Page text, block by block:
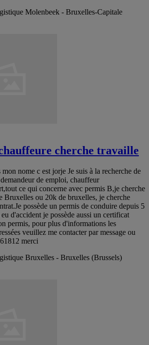
Molenbeek - Bruxelles-Capitale
cherche travaille
nome c est jorje Je suis à la recherche de
de emploi, chauffeur
ce qui concerne avec permis B,je cherche
Bruxelles ou 20k de bruxelles, je cherche
possède un permis de conduire depuis 5
d'accident je possède aussi un certificat
permis, pour plus d'informations les
veuillez me contacter par message ou
merci
Bruxelles - Bruxelles (Brussels)